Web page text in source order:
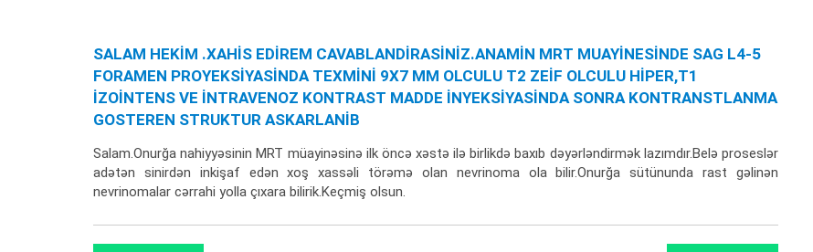
SALAM HEKİM .XAHİS EDİREM CAVABLANDİRASİNİZ.ANAMİN MRT MUAYİNESİNDE SAG L4-5
FORAMEN PROYEKSİYASİNDA TEXMİNİ 9X7 MM OLCULU T2 ZEİF OLCULU HİPER,T1
İZOİNTENS VE İNTRAVENOZ KONTRAST MADDE İNYEKSİYASİNDA SONRA KONTRANSTLANMA
GOSTEREN STRUKTUR ASKARLANİB
Salam.Onurğa nahiyyəsinin MRT müayinəsinə ilk öncə xəstə ilə birlikdə baxıb dəyərləndirmək lazımdır.Belə proseslər
adətən sinirdən inkişaf edən xoş xassəli törəmə olan nevrinoma ola bilir.Onurğa sütünunda rast gəlinən
nevrinomalar cərrahi yolla çıxara bilirik.Keçmiş olsun.